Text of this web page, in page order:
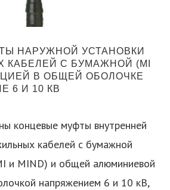
НАРУЖНОЙ УСТАНОВКИ
КАБЕЛЕЙ С БУМАЖНОЙ (MI
В ОБЩЕЙ ОБОЛОЧКЕ
6 И 10 КВ
концевые муфты внутренней
кабелей с бумажной
и MIND) и общей алюминиевой
напряжением 6 и 10 кВ,